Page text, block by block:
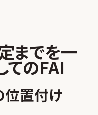
までを一
てのFAI
置付け